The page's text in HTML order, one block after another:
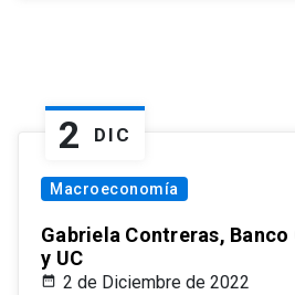
2 DIC
Macroeconomía
Gabriela Contreras,
y UC
2 de Diciembre de 2022